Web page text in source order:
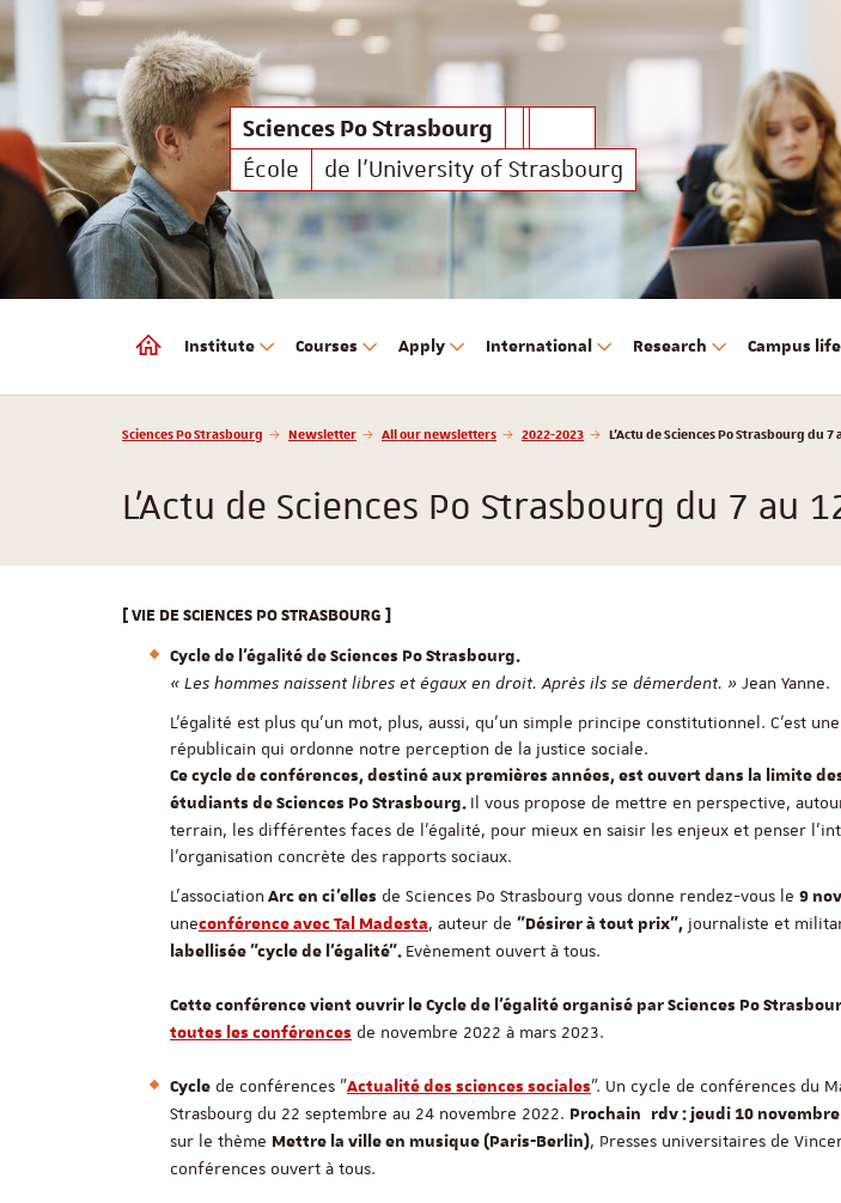
Sciences Po Strasbourg
École de l'University of Strasbourg
Sciences Po Strasbourg
Institute Courses Apply International Research Campus life
Sciences Po Strasbourg
Vous êtes ici :
Sciences Po Strasbourg Newsletter All our newsletters 2022-2023 L'Actu de Sciences Po Strasbourg du
L'Actu de Sciences Po Strasbourg du 7 au
[ VIE DE SCIENCES PO STRASBOURG ]
Cycle de l'égalité de Sciences Po Strasbourg.
« Les hommes naissent libres et égaux en droit. Après ils se démerdent. » Jean Yanne.
L’égalité est plus qu’un mot, plus, aussi, qu’un simple principe constitutionnel. C’est
républicain qui ordonne notre perception de la justice sociale.
Ce cycle de conférences, destiné aux premières années, est ouvert dans la limite
étudiants de Sciences Po Strasbourg. Il vous propose de mettre en perspective,
terrain, les différentes faces de l’égalité, pour mieux en saisir les enjeux et penser
l’organisation concrète des rapports sociaux.
L'association Arc en ci'elles de Sciences Po Strasbourg vous donne rendez-vous le 9
uneconférence avec Tal Madesta, auteur de "Désirer à tout prix", journaliste et
labellisée "cycle de l'égalité". Evènement ouvert à tous.
Cette conférence vient ouvrir le Cycle de l'égalité organisé par Sciences Po
toutes les conférences de novembre 2022 à mars 2023.
Cycle de conférences "Actualité des sciences sociales". Un cycle de conférences du
Strasbourg du 22 septembre au 24 novembre 2022. Prochain rdv : jeudi 10 novembre
sur le thème Mettre la ville en musique (Paris-Berlin), Presses universitaires de
conférences ouvert à tous.